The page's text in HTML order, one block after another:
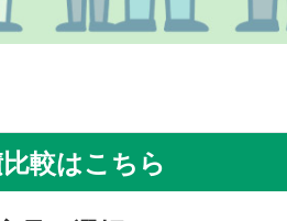
較はこちら